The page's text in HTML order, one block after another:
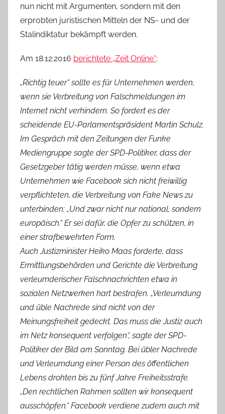
nun nicht mit Argumenten, sondern mit den
erprobten juristischen Mitteln der NS- und der
Stalindiktatur bekämpft werden.
Am 18.12.2016 berichtete „Zeit Online“:
„Richtig teuer“ sollte es für Unternehmen werden,
wenn sie Verbreitung von Falschmeldungen im
Internet nicht verhindern. So fordert es der
scheidende EU-Parlamentspräsident Martin Schulz.
Im Gespräch mit den Zeitungen der Funke
Mediengruppe sagte der SPD-Politiker, dass der
Gesetzgeber tätig werden müsse, wenn etwa
Unternehmen wie Facebook sich nicht freiwillig
verpflichteten, die Verbreitung von Fake News zu
unterbinden: „Und zwar nicht nur national, sondern
europäisch.“ Er sei dafür, die Opfer zu schützen, in
einer strafbewehrten Form.
Auch Justizminister Heiko Maas forderte, dass
Ermittlungsbehörden und Gerichte die Verbreitung
verleumderischer Falschnachrichten etwa in
sozialen Netzwerken hart bestrafen. „Verleumdung
und üble Nachrede sind nicht von der
Meinungsfreiheit gedeckt. Das muss die Justiz auch
im Netz konsequent verfolgen“, sagte der SPD-
Politiker der Bild am Sonntag. Bei übler Nachrede
und Verleumdung einer Person des öffentlichen
Lebens drohten bis zu fünf Jahre Freiheitsstrafe.
„Den rechtlichen Rahmen sollten wir konsequent
ausschöpfen.“ Facebook verdiene zudem auch mit